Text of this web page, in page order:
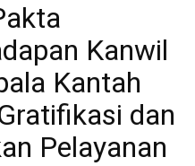
Kanwil
Kantah
dan
Pelayanan